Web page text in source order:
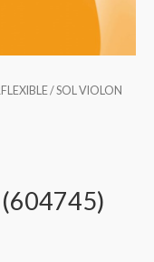
/ SOL VIOLON
(604745)